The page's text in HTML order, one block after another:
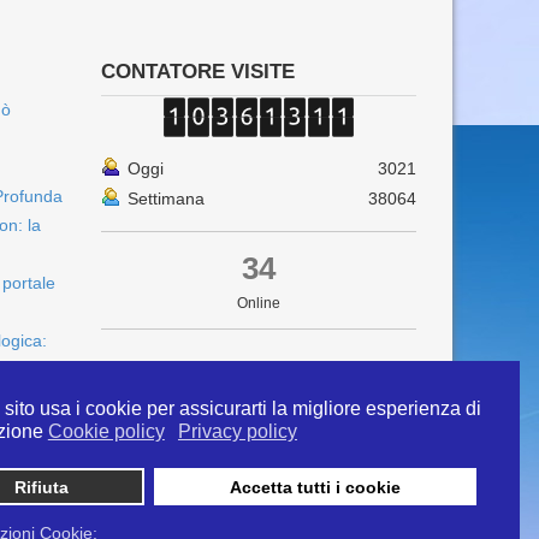
sito usa i cookie per assicurarti la migliore esperienza di
Cookie policy Privacy policy
Rifiuta Accetta tutti i cookie
Cookie:
la
CONTATORE VISITE
Oggi
3021
Settimana
38064
34
Online
info@ipertermiaitalia.it tel. 331/9584817 . Il